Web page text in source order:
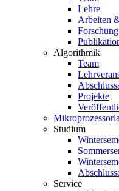
Lehre
Arbeiten
Forschung
Algorithmik
Team
Projekte
Studium
Service